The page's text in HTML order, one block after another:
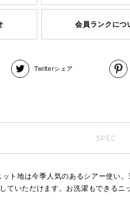
会員ランクにつ
Twitterシェア
SPEC
ト地は今季人気のあるシアー使い
いただけます。お洗濯もできるニ